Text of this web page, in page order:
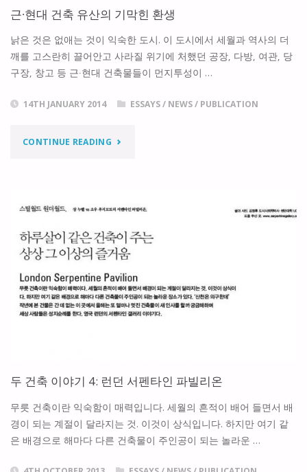
의
도
시"
근∙현대 건축 유산의 기막힌 환생
낡은 것은 없애는 것이 익숙한 도시. 이 도시에서 세월과 역사의 더
깨를 고스란히 끌어안고 사라질 위기에 처했던 공장, 다방, 여관, 당
구장, 창고 등 근∙현대 건축물들이 먼지투성이 …
14TH JANUARY 2014 ESSAYS/ NEWS/ PUBLICATION
CONTINUE READING"근
건
축
유
기
힌
두 건축 이야기 4: 런던 서펜타인 파빌리온
무릇 건축이란 익숙함이 매력입니다. 세월의 흔적이 배어 들면서 배
경이 되는 계절이 달라지는 것. 이것이 상식입니다. 하지만 여기 같
은 배경으로 해마다 다른 건축물이 주인공이 되는 놀라운 …